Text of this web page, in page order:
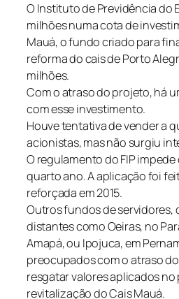
O Instituto de Previdência do
milhões numa cota de
Mauá, o fundo criado para
reforma do cais de Porto
milhões.
Com o atraso do projeto, há
com esse investimento.
Houve tentativa de vender a
acionistas, mas não surgiu
O regulamento do FIP
quarto ano. A aplicação foi
reforçada em 2015.
Outros fundos de servidores,
distantes como Oeiras, no
Amapá, ou Ipojuca, em
preocupados com o atraso
resgatar valores aplicados
revitalização do Cais Mauá.